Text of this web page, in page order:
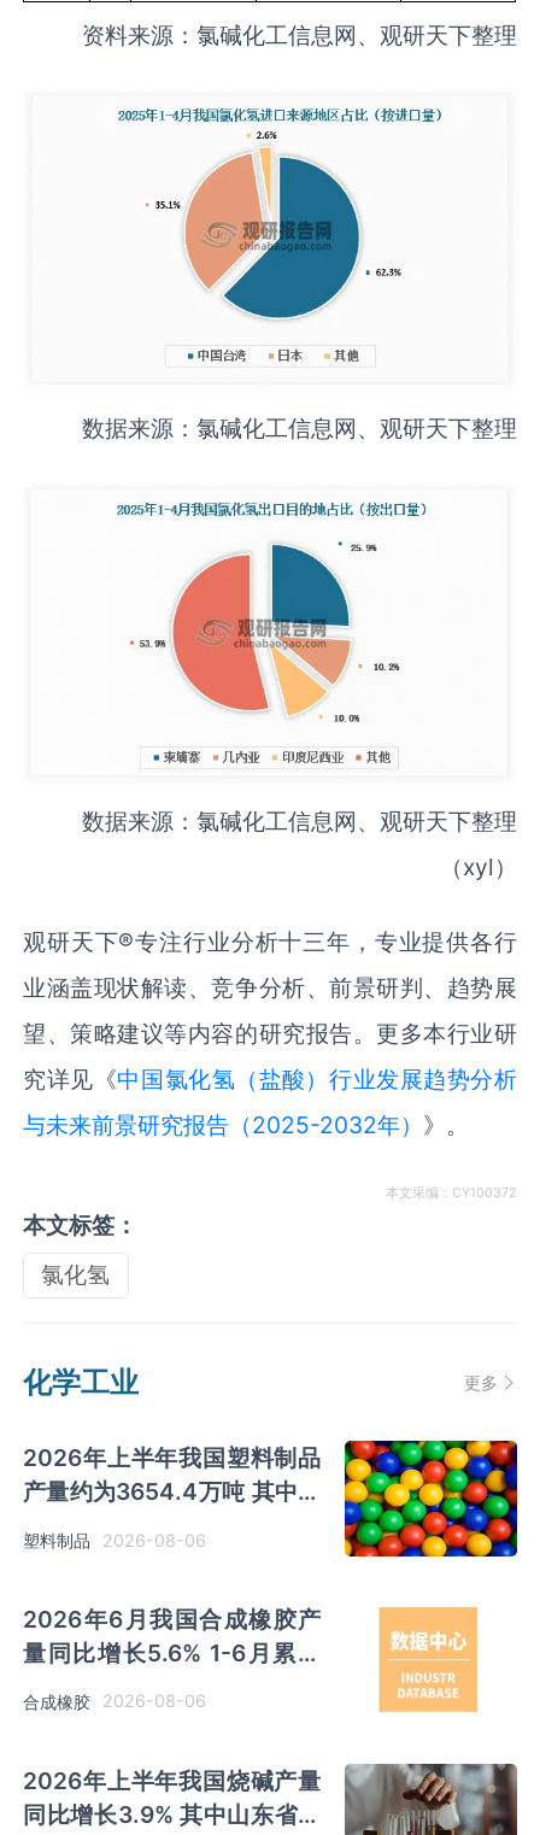
资料来源：氯碱化工信息网、观研天下整理
数据来源：氯碱化工信息网、观研天下整理
数据来源：氯碱化工信息网、观研天下整理
（xyl）
观研天下®专注行业分析十三年，专业提供各行
业涵盖现状解读、竞争分析、前景研判、趋势展
望、策略建议等内容的研究报告。更多本行业研
究详见《中国‌氯化氢（盐酸）‌行业发展趋势分析
与未来前景研究报告（2025-2032年） 》。
本文采编：CY100372
本文标签：
氯化氢
化学工业 更多
2026年上半年我国塑料制品
产量约为3654.4万吨 其中江
苏、浙江产量分别占比
18.9%、16.0%
塑料制品 2026-08-06
2026年6月我国合成橡胶产
量同比增长5.6% 1-6月累计
合成橡胶 2026-08-06
2026年上半年我国烧碱产量
同比增长3.9% 其中山东省产